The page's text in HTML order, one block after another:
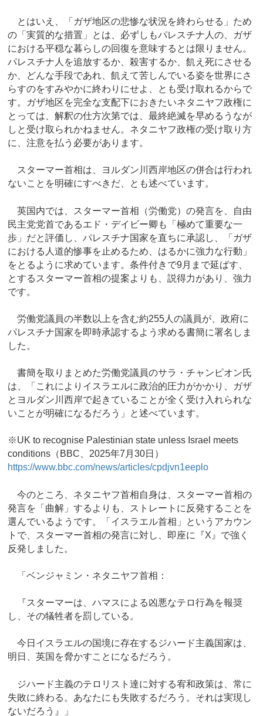
とはいえ、「ガザ地区の悲惨な状況を終わらせる」ため
の「実質的な措置」とは、必ずしもパレスチナ人の、ガザ
における平穏な暮らしの回復を意味するとは限りません。
パレスチナ人を追放するか、殺害するか、飢え死にさせる
か、どんな手段であれ、飢えて苦しんでいる姿を世界にさ
らすのをすみやかに終わりにせよ、とも受け取れるからで
す。ガザ地区を完全な支配下におきたいネタニヤフ政権に
とっては、解釈の仕方次第では、最終絶滅を早めるうなが
しと受け取られかねません。ネタニヤフ政権の受け取り方
に、注意を払う必要があります。
スターマー首相は、ヨルダン川西岸地区の併合は行われ
ないことを明確にすべきだ、とも述べています。
英国内では、スターマー首相（労働党）の発言を、自由
民主党党首であるエド・デイビー卿も「極めて重要な一
歩」だと評価し、パレスチナ国家を直ちに承認し、「ガザ
における人道的惨事を止めるため、はるかに強力な行動」
をとるように求めています。条件付きで9月まで延ばす、
とするスターマー首相の提案よりも、説得力があり、強力
です。
労働党議員の半数以上を含む約255人の議員が、政府に
パレスチナ国家を即時承認するよう求める書簡に署名しま
した。
書簡を取りまとめた労働党議員のサラ・チャンピオン氏
は、「これによりイスラエルに政治的圧力がかかり、ガザ
とヨルダン川西岸で起きていることが全く受け入れられな
いことが明確になるだろう」と述べています。
※UK to recognise Palestinian state unless Israel meets
conditions（BBC、2025年7月30日）
https://www.bbc.com/news/articles/cpdjvn1eeplo
今のところ、ネタニヤフ首相自身は、スターマー首相の
発言を「曲解」するよりも、ストレートに反発することを
選んでいるようです。「イスラエル首相」というアカウン
トで、スターマー首相の発言に対し、即座に『X』で強く
反発しました。
「ベンジャミン・ネタニヤフ首相：
『スターマーは、ハマスによる凶悪なテロ行為を報奨
し、その犠牲者を罰している。
今日イスラエルの国境に存在するジハード主義国家は、
明日、英国を脅かすことになるだろう。
ジハード主義のテロリスト達に対する宥和政策は、常に
失敗に終わる。あなたにも失敗するだろう。それは実現し
ないだろう』」